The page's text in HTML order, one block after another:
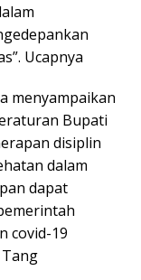
Ucapnya
menyampaikan
Bupati
disiplin
dalam
dapat
covid-19
Tang